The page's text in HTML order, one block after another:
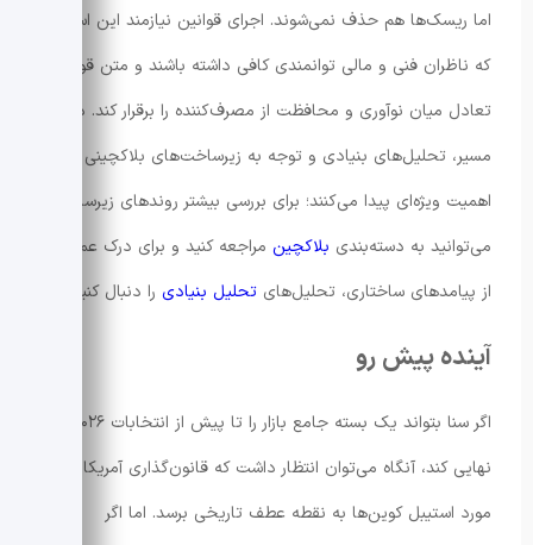
اما ریسک‌ها هم حذف نمی‌شوند. اجرای قوانین نیازمند این است
که ناظران فنی و مالی توانمندی کافی داشته باشند و متن قوانین
تعادل میان نوآوری و محافظت از مصرف‌کننده را برقرار کند. در این
مسیر، تحلیل‌های بنیادی و توجه به زیرساخت‌های بلاکچینی
اهمیت ویژه‌ای پیدا می‌کنند؛ برای بررسی بیشتر روندهای زیرساختی
می‌توانید به دسته‌بندی بلاکچین مراجعه کنید و برای درک عمیق‌تر
از پیامدهای ساختاری، تحلیل‌های تحلیل بنیادی را دنبال کنید.
آینده پیش رو
اگر سنا بتواند یک بسته جامع بازار را تا پیش از انتخابات ۲۰۲۶
نهایی کند، آنگاه می‌توان انتظار داشت که قانون‌گذاری آمریکا در
مورد استیبل کوین‌ها به نقطه عطف تاریخی برسد. اما اگر